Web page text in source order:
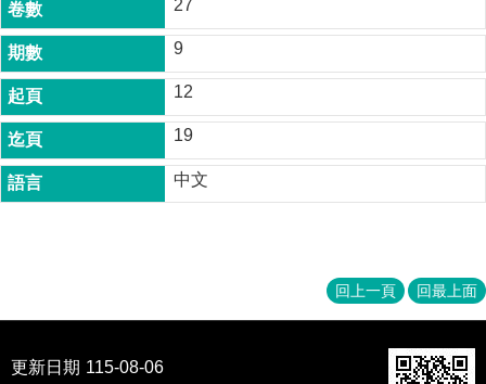
班
碩
士
班
在
職
專
國
27
9
12
19
中文
回上一頁 回最上面
更新日期 115-08-06